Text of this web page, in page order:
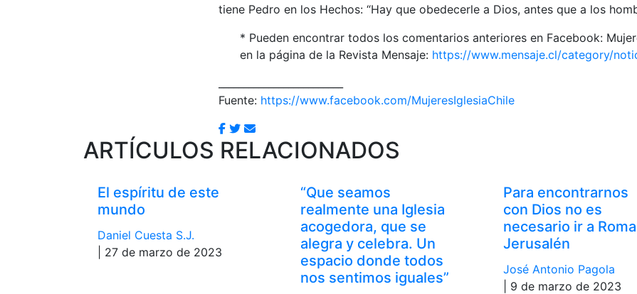
tiene Pedro en los Hechos: “Hay que obedecerle a Dios, antes que a los
* Pueden encontrar todos los comentarios anteriores en Facebook:
en la página de la Revista Mensaje: https://www.mensaje.cl/category/
Fuente: https://www.facebook.com/MujeresIglesiaChile
ARTÍCULOS RELACIONADOS
El espíritu de este
mundo
Daniel Cuesta S.J.
| 27 de marzo de 2023
“Que seamos
realmente una Iglesia
acogedora, que se
alegra y celebra. Un
espacio donde todos
nos sentimos iguales”
Para encontrarnos
con Dios no es
necesario ir a
Jerusalén
José Antonio Pagola
| 9 de marzo de 2023